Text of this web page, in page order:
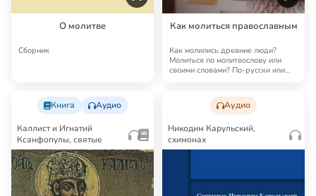
О молитве
Сборник
Как молиться православным
Как молились древние люди?
Молиться по молитвослову или
своими словами? По-русски или
Книга Аудио
Каллист и Игнатий
Ксанфопулы, святые
Аудио
Никодим Карульский,
схимонах